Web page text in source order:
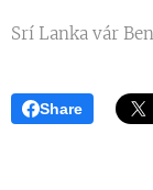
Srí Lanka vár
Share